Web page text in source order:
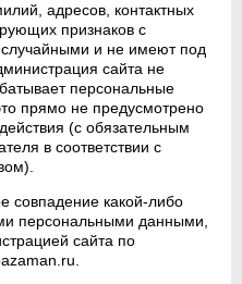
адресов, контактных
признаков с
и не имеют под
сайта не
персональные
прямо не предусмотрено
(с обязательным
в соответствии с
совпадение какой‑либо
персональными данными,
сайта по